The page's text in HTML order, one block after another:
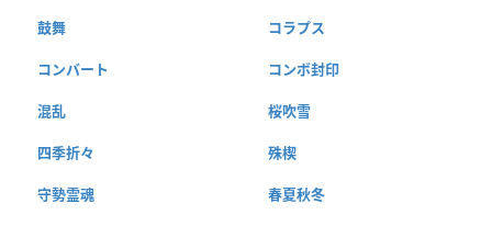
鼓舞 コラプス
コンバート コンボ封印
混乱 桜吹雪
四季折々 殊楔
守勢霊魂 春夏秋冬